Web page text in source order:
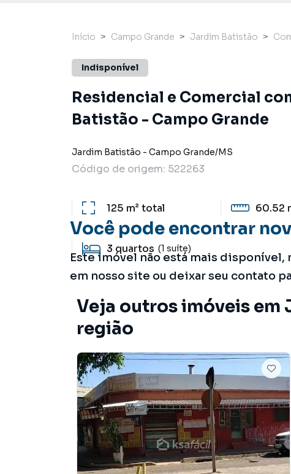
Você pode encontrar
Este imóvel não está mais
em nosso site ou deixar seu contato
Início Campo Grande Jardim Batistão
Indisponível
Residencial e Comercial
Batistão - Campo Grande
Jardim Batistão - Campo Grande/MS
Código de origem: 522263
125 m²total 60.52
3 quartos (1 suíte)
Veja outros imóveis em
região